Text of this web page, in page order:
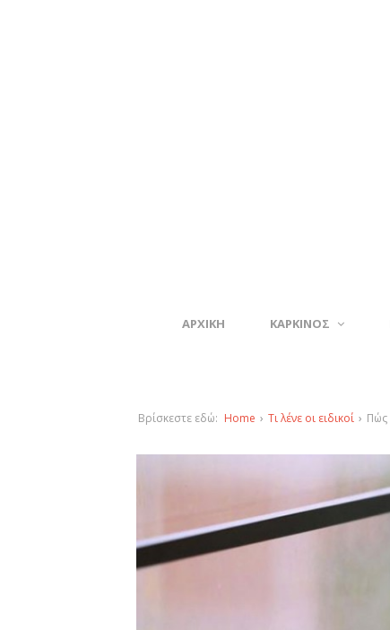
ΑΡΧΙΚΗ ΚΑΡΚΙΝΟΣ
Βρίσκεστε εδώ: Home › Τι λένε οι ειδικοί › Πώς